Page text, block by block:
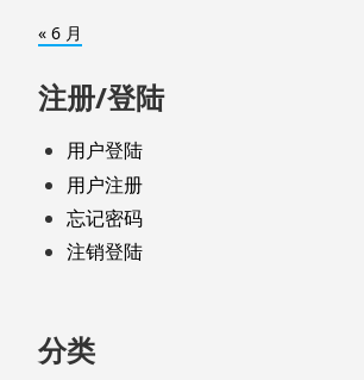
« 6 月
注册/登陆
用户登陆
用户注册
忘记密码
注销登陆
分类